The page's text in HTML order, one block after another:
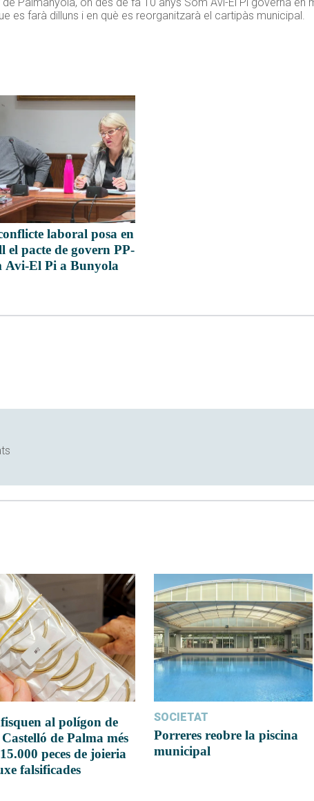
Palmanyola, on des de fa 10 anys Som Avi-El Pi governa en
es farà dilluns i en què es reorganitzarà el cartipàs municipal.
laboral posa en
el pacte de govern PP-
Avi-El Pi a Bunyola
al polígon de
de Palma més
peces de joieria
falsificades
SOCIETAT
Porreres reobre la piscina
municipal